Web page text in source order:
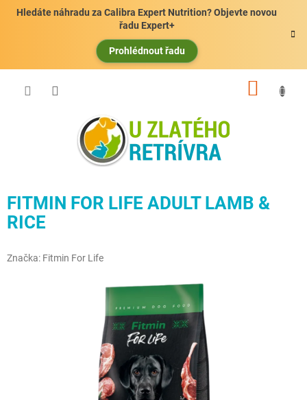
Hledáte náhradu za Calibra Expert Nutrition? Objevte novou
řadu Expert+
Prohlédnout řadu
FITMIN FOR LIFE ADULT LAMB &
RICE
Značka: Fitmin For Life